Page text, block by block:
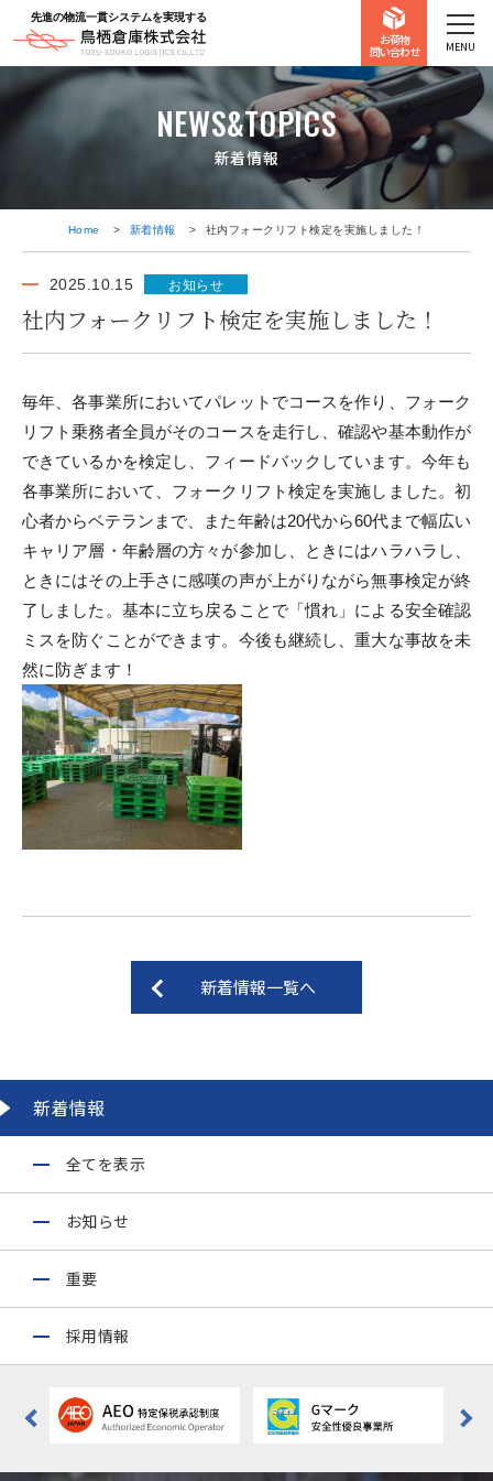
先進の物流一貫システムを実現する
お荷物
問い合わせ MENU
NEWS&TOPICS
新着情報
Home 新着情報 社内フォークリフト検定を実施しました！
2025.10.15 お知らせ
社内フォークリフト検定を実施しました！
毎年、各事業所においてパレットでコースを作り、フォーク
リフト乗務者全員がそのコースを走行し、確認や基本動作が
できているかを検定し、フィードバックしています。今年も
各事業所において、フォークリフト検定を実施しました。初
心者からベテランまで、また年齢は20代から60代まで幅広い
キャリア層・年齢層の方々が参加し、ときにはハラハラし、
ときにはその上手さに感嘆の声が上がりながら無事検定が終
了しました。基本に立ち戻ることで「慣れ」による安全確認
ミスを防ぐことができます​。今後も継続し、重大な事故を未
然に防ぎます！
新着情報一覧へ
新着情報
全てを表示
お知らせ
重要
採用情報